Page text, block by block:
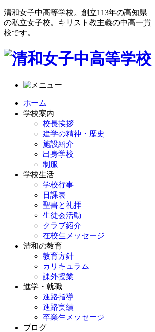
清和女子中高等学校。創立113年の高知県
の私立女子校。キリスト教主義の中高一貫
校です。
ホーム
学校案内
校長挨拶
建学の精神・歴史
施設紹介
出身学校
制服
学校生活
学校行事
日課表
聖書と礼拝
生徒会活動
クラブ紹介
在校生メッセージ
清和の教育
教育方針
カリキュラム
課外授業
進学・就職
進路指導
進路実績
卒業生メッセージ
ブログ